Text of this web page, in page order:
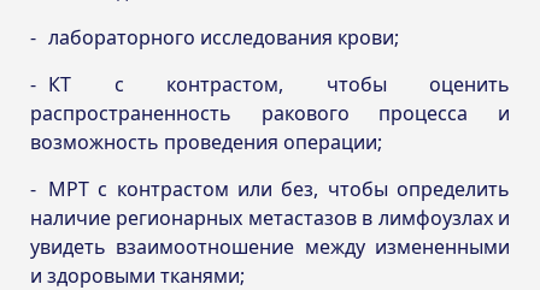
лабораторного исследования крови;
КТ с контрастом, чтобы оценить
распространенность ракового процесса и
возможность проведения операции;
МРТ с контрастом или без, чтобы определить
наличие регионарных метастазов в лимфоузлах и
увидеть взаимоотношение между измененными
и здоровыми тканями;